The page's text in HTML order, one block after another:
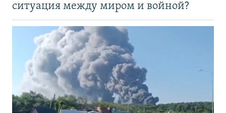
ситуация между миром и войной?